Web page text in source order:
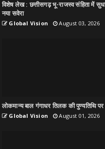
विशेष लेख : छत्तीसगढ़ भू-राजस्व संहिता में
नया सवेरा
Global Vision August 03, 2026
लोकमान्य बाल गंगाधर तिलक की पुण्यतिथि पर
Global Vision August 01, 2026